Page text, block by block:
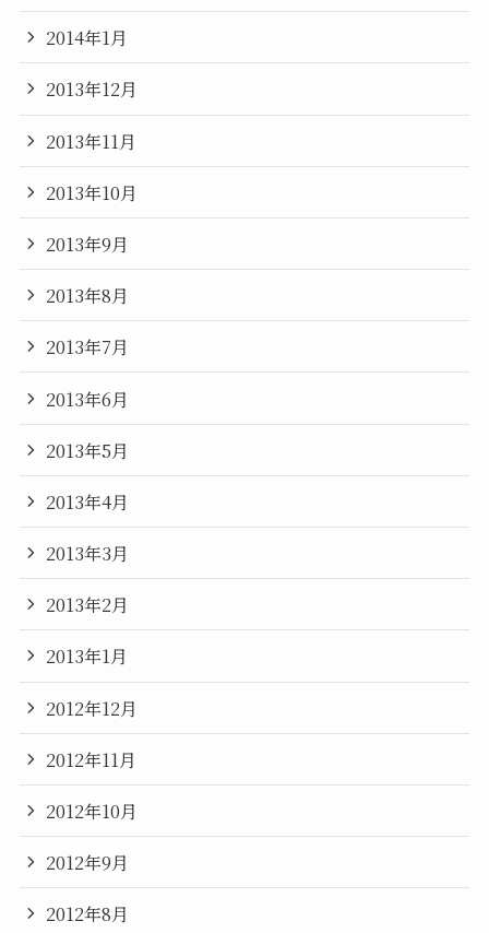
2014年1月
2013年12月
2013年11月
2013年10月
2013年9月
2013年8月
2013年7月
2013年6月
2013年5月
2013年4月
2013年3月
2013年2月
2013年1月
2012年12月
2012年11月
2012年10月
2012年9月
2012年8月